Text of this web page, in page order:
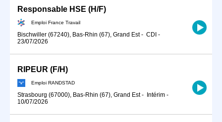
Responsable HSE (H/F)
Emploi France Travail
Bischwiller (67240), Bas-Rhin (67), Grand Est- CDI -
23/07/2026
RIPEUR (F/H)
Emploi RANDSTAD
Strasbourg (67000), Bas-Rhin (67), Grand Est- Intérim -
10/07/2026